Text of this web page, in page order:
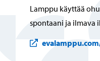
Lamppu käyttää
spontaani ja ilmava